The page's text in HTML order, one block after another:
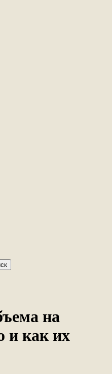
на
и как их